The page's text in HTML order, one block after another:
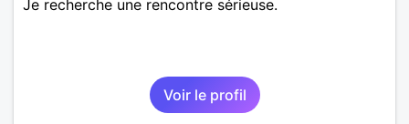
Je recherche une rencontre sérieuse.
Voir le profil